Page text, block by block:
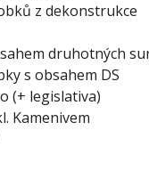
z dekonstrukce
druhotných
s obsahem DS
(+ legislativa)
Kamenivem